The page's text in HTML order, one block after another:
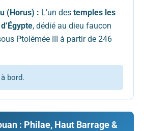
(Horus) : L’un des temples les
, dédié au dieu faucon
Ptolémée III à partir de 246
bord.
: Philae, Haut Barrage &